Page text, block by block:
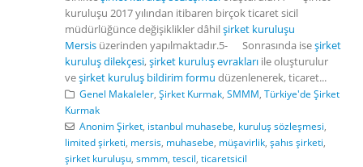
kuruluşu 2017 yılından itibaren birçok ticaret sicil
müdürlüğünce değişiklikler dâhilşirket kuruluşu
Mersis üzerinden yapılmaktadır.5- Sonrasında iseşirket
kuruluş dilekçesi,şirket kuruluş evrakları ile oluşturulur
veşirket kuruluş bildirim formu düzenlenerek, ticaret...
Genel Makaleler, Şirket Kurmak, SMMM Türkiye'de Şirket
Kurmak
Anonim Şirket, istanbul muhasebe kuruluş sözleşmesi
limited şirketi mersis muhasebe müşavirlik şahıs şirketi
şirket kuruluşu smmm tescil ticaretsicil